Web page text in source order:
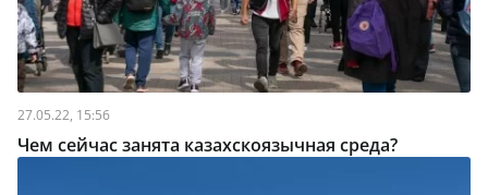
27.05.22, 15:56
Чем сейчас занята казахскоязычная среда?